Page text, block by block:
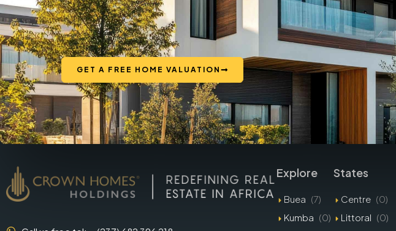
GET A FREE HOME VALUATION
Explore
Buea (7)
Kumba (0)
States
Centre (0)
Littoral (0)